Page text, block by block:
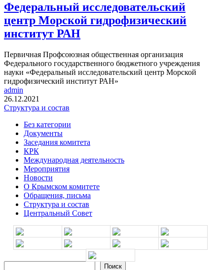
Федеральный исследовательский
центр Морской гидрофизический
институт РАН
Первичная Профсоюзная общественная организация
Федерального государственного бюджетного учреждения
науки «Федеральный исследовательский центр Морской
гидрофизический институт РАН»
admin
26.12.2021
Структура и состав
Без категории
Документы
Заседания комитета
КРК
Международная деятельность
Мероприятия
Новости
О Крымском комитете
Обращения, письма
Структура и состав
Центральный Совет
Поиск